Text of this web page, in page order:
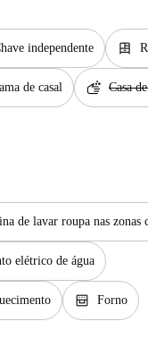
independente dresser
de casal soap Casa
de lavar roupa nas zonas
elétrico de água
oven_gen Forno